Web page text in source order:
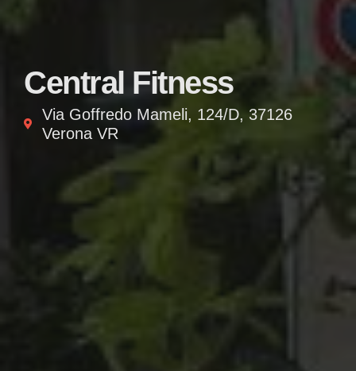
Central Fitness
Via Goffredo Mameli, 124/D, 37126
Verona VR